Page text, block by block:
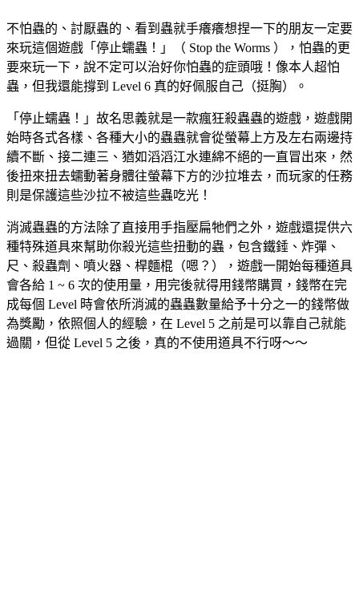
不怕蟲的、討厭蟲的、看到蟲就手癢癢想捏一下的朋友一定要
來玩這個遊戲「停止蠕蟲！」（ Stop the Worms ），怕蟲的更
要來玩一下，說不定可以治好你怕蟲的症頭哦！像本人超怕
蟲，但我還能撐到 Level 6 真的好佩服自己（挺胸）。
「停止蠕蟲！」故名思義就是一款瘋狂殺蟲蟲的遊戲，遊戲開
始時各式各樣、各種大小的蟲蟲就會從螢幕上方及左右兩邊持
續不斷、接二連三、猶如滔滔江水連綿不絕的一直冒出來，然
後扭來扭去蠕動著身體往螢幕下方的沙拉堆去，而玩家的任務
則是保護這些沙拉不被這些蟲吃光！
消滅蟲蟲的方法除了直接用手指壓扁牠們之外，遊戲還提供六
種特殊道具來幫助你殺光這些扭動的蟲，包含鐵錘、炸彈、
尺、殺蟲劑、噴火器、桿麵棍（嗯？），遊戲一開始每種道具
會各給 1 ~ 6 次的使用量，用完後就得用錢幣購買，錢幣在完
成每個 Level 時會依所消滅的蟲蟲數量給予十分之一的錢幣做
為獎勵，依照個人的經驗，在 Level 5 之前是可以靠自己就能
過關，但從 Level 5 之後，真的不使用道具不行呀～～